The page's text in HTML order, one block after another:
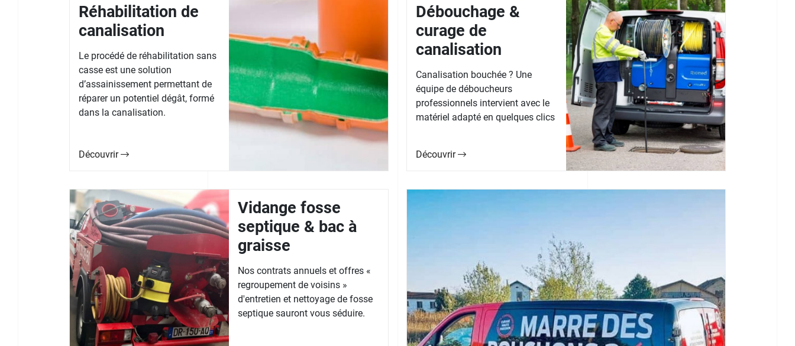
Réhabilitation de
canalisation
Le procédé de réhabilitation sans
casse est une solution
d’assainissement permettant de
réparer un potentiel dégât, formé
dans la canalisation.
Découvrir
Débouchage &
curage de
canalisation
Canalisation bouchée ? Une
équipe de déboucheurs
professionnels intervient avec le
matériel adapté en quelques clics
Découvrir
Vidange fosse
septique & bac à
graisse
Nos contrats annuels et offres «
regroupement de voisins »
d'entretien et nettoyage de fosse
septique sauront vous séduire.